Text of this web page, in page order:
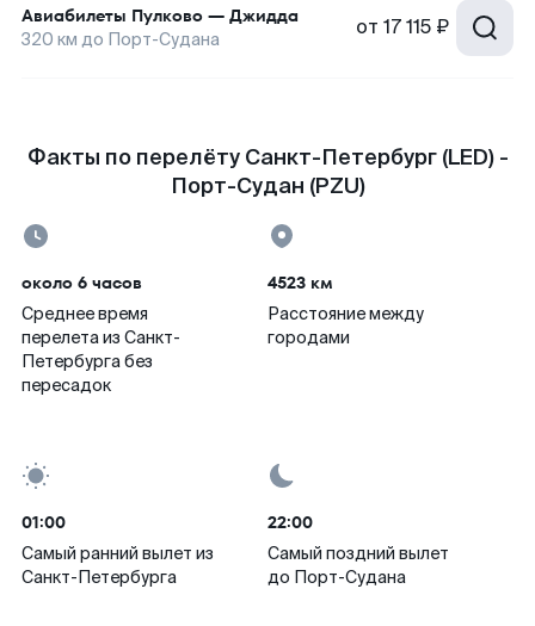
Авиабилеты Пулково — Джидда
320 км до Порт-Судана от 17 115 ₽
Факты по перелёту Санкт-Петербург (LED) -
Порт-Судан (PZU)
около 6 часов
Среднее время
перелета из Санкт-
Петербурга без
пересадок
4523 км
Расстояние между
городами
01:00
Самый ранний вылет из
Санкт-Петербурга
22:00
Самый поздний вылет
до Порт-Судана